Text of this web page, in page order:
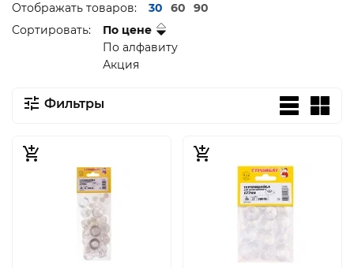
Отображать товаров: 30 60
90
Сортировать:
По цене
По алфавиту
Акция
Фильтры